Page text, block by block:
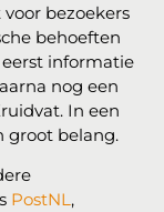
bezoekers
behoeften
informatie
nog een
In een
groot belang.
PostNL,